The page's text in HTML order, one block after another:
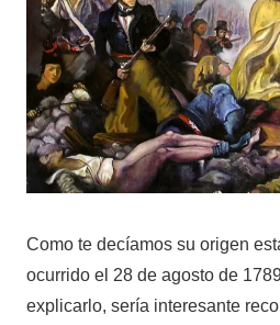
Como te decíamos su origen
ocurrido el 28 de agosto de
explicarlo, sería interesante